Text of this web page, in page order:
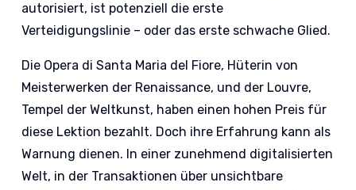
autorisiert, ist potenziell die erste
Verteidigungslinie – oder das erste schwache Glied.
Die Opera di Santa Maria del Fiore, Hüterin von
Meisterwerken der Renaissance, und der Louvre,
Tempel der Weltkunst, haben einen hohen Preis für
diese Lektion bezahlt. Doch ihre Erfahrung kann als
Warnung dienen. In einer zunehmend digitalisierten
Welt, in der Transaktionen über unsichtbare